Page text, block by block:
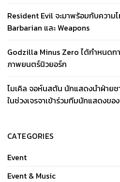
Resident Evil จะมาพร้อมกับความ
Barbarian และ Weapons
Godzilla Minus Zero ได้กำหนด
ภาพยนตร์นิวยอร์ก
ไมเคิล จอห์นสตัน นักแสดงนำฝ่ายช
ในช่วงเจรจาเข้าร่วมทีมนักแสดงข
CATEGORIES
Event
Event & Music